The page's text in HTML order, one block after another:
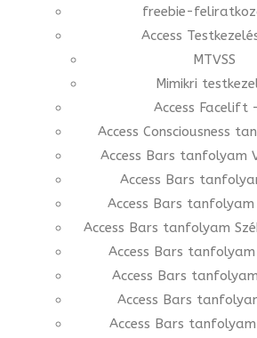
freebie-
Access
MTVSS
Mimikri
Access Facelift
Access Consciousness
Access Bars tanfolyam
Access Bars
Access Bars tanfolyam
Access Bars tanfolyam
Access Bars tanfolyam
Access Bars
Access Bars
Access Bars